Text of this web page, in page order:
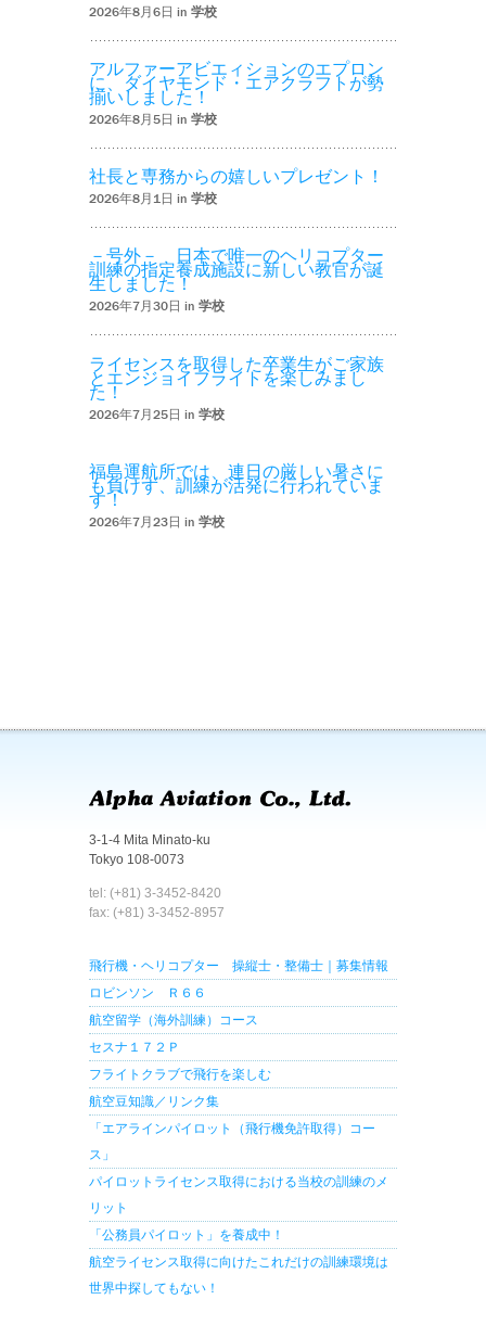
2026年8月6日 in 学校
アルファーアビエィションのエプロン
に、ダイヤモンド・エアクラフトが勢
揃いしました！
2026年8月5日 in 学校
社長と専務からの嬉しいプレゼント！
2026年8月1日 in 学校
－号外－ 日本で唯一のヘリコプター
訓練の指定養成施設に新しい教官が誕
生しました！
2026年7月30日 in 学校
ライセンスを取得した卒業生がご家族
とエンジョイフライトを楽しみまし
た！
2026年7月25日 in 学校
福島運航所では、連日の厳しい暑さに
も負けず、訓練が活発に行われていま
す！
2026年7月23日 in 学校
3-1-4 Mita Minato-ku
Tokyo 108-0073
tel: (+81) 3-3452-8420
fax: (+81) 3-3452-8957
飛行機・ヘリコプター 操縦士・整備士｜募集情報
ロビンソン Ｒ６６
航空留学（海外訓練）コース
セスナ１７２Ｐ
フライトクラブで飛行を楽しむ
航空豆知識／リンク集
「エアラインパイロット（飛行機免許取得）コー
ス」
パイロットライセンス取得における当校の訓練のメ
リット
「公務員パイロット」を養成中！
航空ライセンス取得に向けたこれだけの訓練環境は
世界中探してもない！